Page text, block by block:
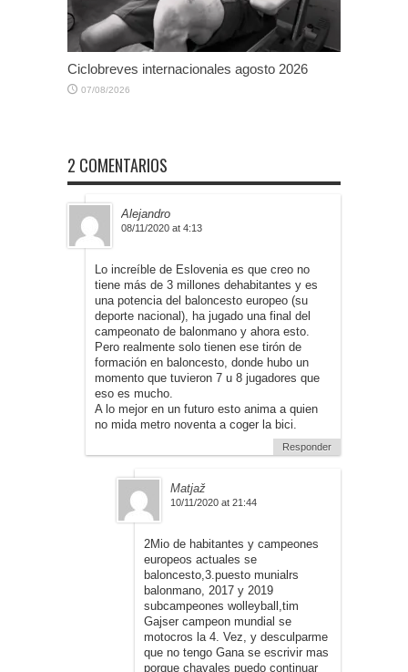
Ciclobreves internacionales agosto 2026
07/08/2026
2 COMENTARIOS
Alejandro
08/11/2020 at 4:13
Lo increíble de Eslovenia es que creo no
tiene más de 3 millones dehabitantes y es
una potencia del baloncesto europeo (su
deporte nacional), ha jugado una final del
campeonato de balonmano y ahora esto.
Pero realmente solo tienen ese tirón de
formación en baloncesto, donde hubo un
momento que tuvieron 7 u 8 jugadores que
eso es mucho.
A lo mejor en un futuro esto anima a quien
no mida metro noventa a coger la bici.
Responder
Matjaž
10/11/2020 at 21:44
2Mio de habitantes y campeones
europeos actuales se
baloncesto,3.puesto munialrs
balonmano, 2017 y 2019
subcampeones wolleyball,tim
Gajser campeon mundial se
motocros la 4. Vez, y desculparme
que no tengo Gana se escrivir mas
porque chavales puedo continuar